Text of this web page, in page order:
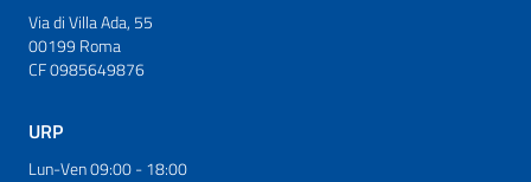
Via di Villa Ada, 55
00199 Roma
CF 0985649876
URP
Lun-Ven 09:00 - 18:00